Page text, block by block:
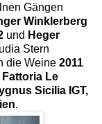
Gängen
Winklerberg
und Heger
Stern
die Weine 2011
Fattoria Le
Sicilia IGT,
.